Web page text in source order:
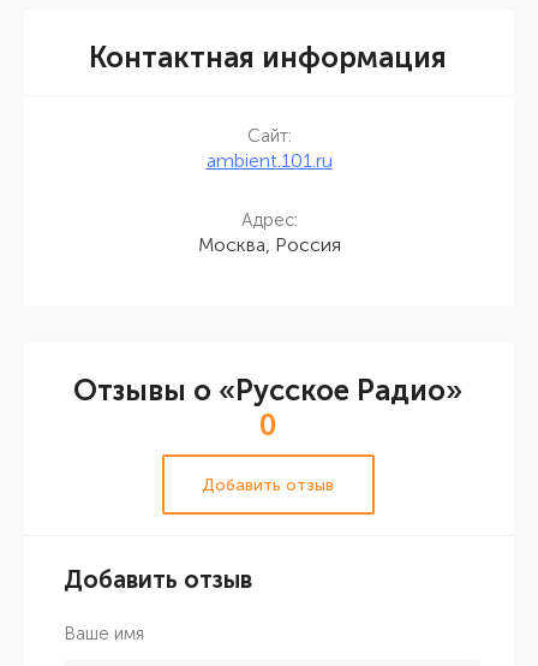
Контактная информация
Сайт:
ambient.101.ru
Адрес:
Москва, Россия
Отзывы о «Русское Радио»
0
Добавить отзыв
Добавить отзыв
Ваше имя